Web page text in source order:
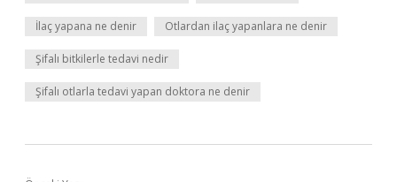
İlaç yapana ne denir Otlardan ilaç yapanlara ne denir
Şifalı bitkilerle tedavi nedir
Şifalı otlarla tedavi yapan doktora ne denir